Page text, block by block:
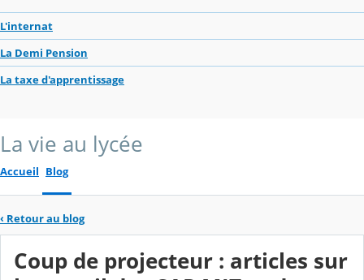
L'internat
La Demi Pension
La taxe d'apprentissage
La vie au lycée
Accueil Blog
‹ Retour au blog
Coup de projecteur : articles sur